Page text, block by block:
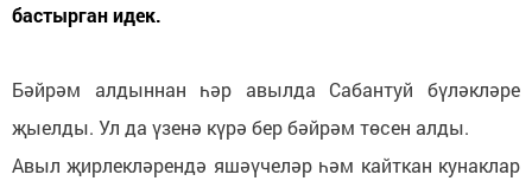
бастырган идек.
Бәйрәм алдыннан һәр авылда Сабантуй бүләкләре
җыелды. Ул да үзенә күрә бер бәйрәм төсен алды.
Авыл җирлекләрендә яшәүчеләр һәм кайткан кунаклар